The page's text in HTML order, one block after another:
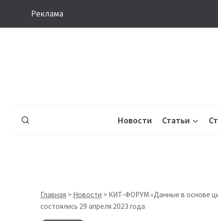
Реклама
Новости Статьи
Главная > Новости > КИТ-ФОРУМ «Данные в основе
состоялись 29 апреля 2023 года